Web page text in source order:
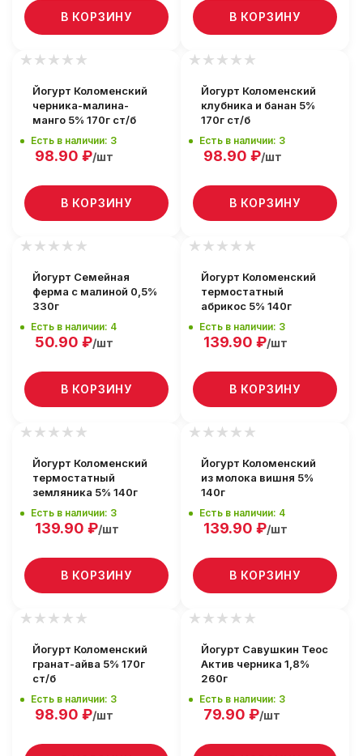
В КОРЗИНУ В КОРЗИНУ
Йогурт Коломенский
черника-малина-
манго 5% 170г ст/б
Есть в наличии: 3
98.90 ₽/шт
В КОРЗИНУ
Йогурт Коломенский
клубника и банан 5%
170г ст/б
Есть в наличии: 3
98.90 ₽/шт
В КОРЗИНУ
Йогурт Семейная
ферма с малиной 0,5%
330г
Есть в наличии: 4
50.90 ₽/шт
В КОРЗИНУ
Йогурт Коломенский
термостатный
абрикос 5% 140г
Есть в наличии: 3
139.90 ₽/шт
В КОРЗИНУ
Йогурт Коломенский
термостатный
земляника 5% 140г
Есть в наличии: 3
139.90 ₽/шт
В КОРЗИНУ
Йогурт Коломенский
из молока вишня 5%
140г
Есть в наличии: 4
139.90 ₽/шт
В КОРЗИНУ
Йогурт Коломенский
гранат-айва 5% 170г
ст/б
Есть в наличии: 3
98.90 ₽/шт
Йогурт Савушкин Теос
Актив черника 1,8%
260г
Есть в наличии: 3
79.90 ₽/шт